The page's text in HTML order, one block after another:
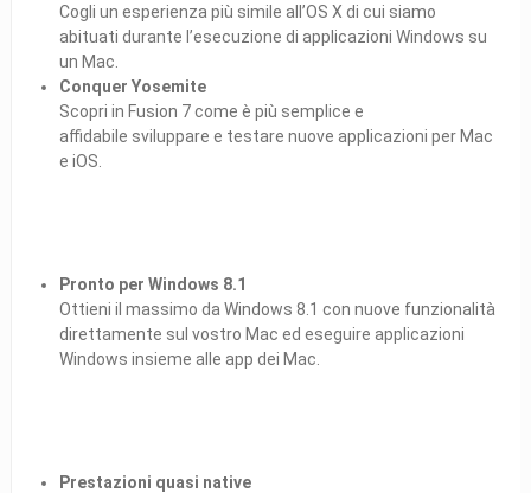
Cogli un esperienza più simile all’OS X di cui siamo
abituati durante l’esecuzione di applicazioni Windows su
un Mac.
Conquer Yosemite
Scopri in Fusion 7 come è più semplice e
affidabile sviluppare e testare nuove applicazioni per Mac
e iOS.
Pronto per Windows 8.1
Ottieni il massimo da Windows 8.1 con nuove funzionalità
direttamente sul vostro Mac ed eseguire applicazioni
Windows insieme alle app dei Mac.
Prestazioni quasi native